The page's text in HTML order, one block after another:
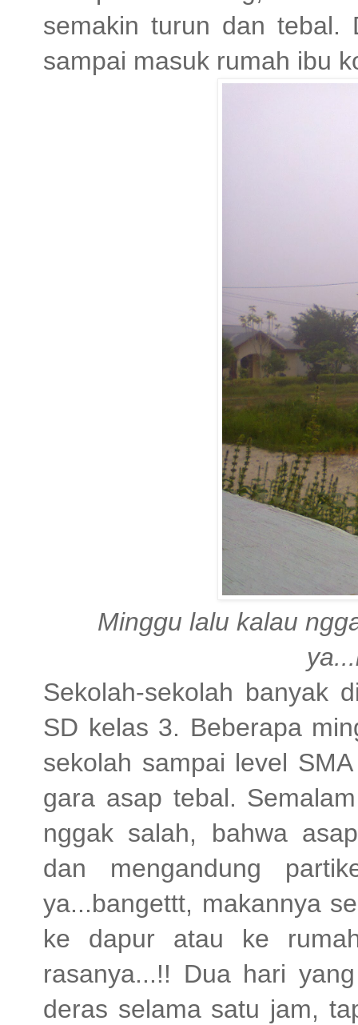
semakin turun dan tebal.
sampai masuk rumah ibu
Minggu lalu kalau
Sekolah-sekolah banyak
SD kelas 3. Beberapa
sekolah sampai level
gara asap tebal.
nggak salah, bahwa
dan mengandung
ya...bangettt, makannya
ke dapur atau ke
rasanya...!! Dua hari
deras selama satu jam,